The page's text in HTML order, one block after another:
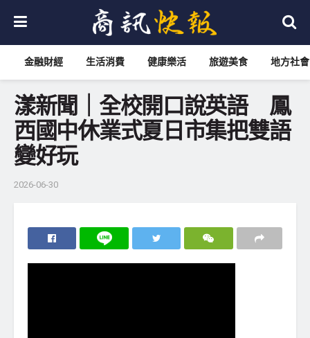
金融財經 生活消費 健康樂活 旅遊美食 地方社會
漾新聞｜全校開口說英語 鳳
西國中休業式夏日市集把雙語
變好玩
2026-06-30